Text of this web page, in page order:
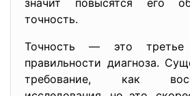
значит повысятся его
точность.
Точность — это третье
правильности диагноза.
требование, как